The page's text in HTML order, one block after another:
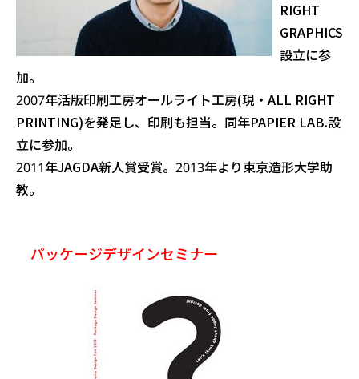
RIGHT
GRAPHICS
設立に参
加。
2007年活版印刷工房オールライト工房(現・ALL RIGHT
PRINTING)を発足し、印刷も担当。同年PAPIER LAB.設
立に参加。
2011年JAGDA新人賞受賞。2013年より東京造形大学助
教。
パッケージデザインセミナー